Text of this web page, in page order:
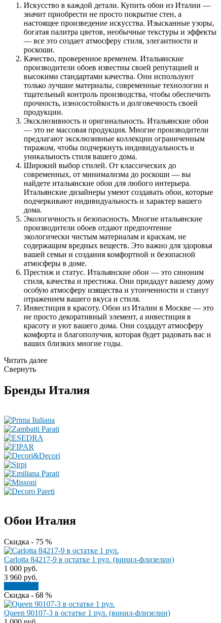
Искусство в каждой детали. Купить обои из Италии —
значит приобрести не просто покрытие стен, а
настоящее произведение искусства. Изысканные узоры,
богатая палитра цветов, необычные текстуры и эффекты
— все это создает атмосферу стиля, элегантности и
роскоши.
Качество, проверенное временем. Итальянские
производители обоев известны своей репутацией и
высокими стандартами качества. Они используют
только лучшие материалы, современные технологии и
тщательный контроль производства, чтобы обеспечить
прочность, износостойкость и долговечность своей
продукции.
Эксклюзивность и оригинальность. Итальянские обои
— это не массовая продукция. Многие производители
предлагают эксклюзивные коллекции ограниченным
тиражом, чтобы подчеркнуть индивидуальность и
уникальность стиля вашего дома.
Широкий выбор стилей. От классических до
современных, от минимализма до роскоши — вы
найдете итальянские обои для любого интерьера.
Итальянские дизайнеры умеют создавать обои, которые
подчеркивают индивидуальность и характер вашего
дома.
Экологичность и безопасность. Многие итальянские
производители обоев отдают предпочтение
экологически чистым материалам и краскам, не
содержащим вредных веществ. Это важно для здоровья
вашей семьи и создания комфортной и безопасной
атмосферы в доме.
Престиж и статус. Итальянские обои — это синоним
стиля, качества и престижа. Они придадут вашему дому
особую атмосферу изящества и утонченности и станут
отражением вашего вкуса и стиля.
Инвестиция в красоту. Обои из Италии в Москве — это
не просто декоративный элемент, а инвестиция в
красоту и уют вашего дома. Они создадут атмосферу
комфорта и благополучия, которая будет радовать вас и
ваших близких многие годы.
Читать далее
Свернуть
Бренды Италия
Обои Италия
Скидка - 75 %
Carlotta 84217-9 в остатке 1 рул. (винил-флизелин)
1 000 руб.
3 960 руб.
Скидка - 68 %
Queen 90107-3 в остатке 1 рул. (винил-флизелин)